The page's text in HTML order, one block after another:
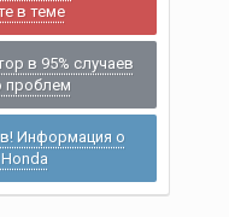
в теме
в 95% случаев
проблем
Информация о